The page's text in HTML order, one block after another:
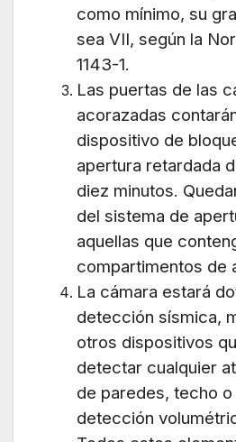
como mínimo, su
sea VII, según la
1143-1.
Las puertas de las
acorazadas
dispositivo de
apertura retardada
diez minutos.
del sistema de
aquellas que
compartimentos de
La cámara estará
detección sísmica,
otros dispositivos
detectar cualquier
de paredes, techo
detección